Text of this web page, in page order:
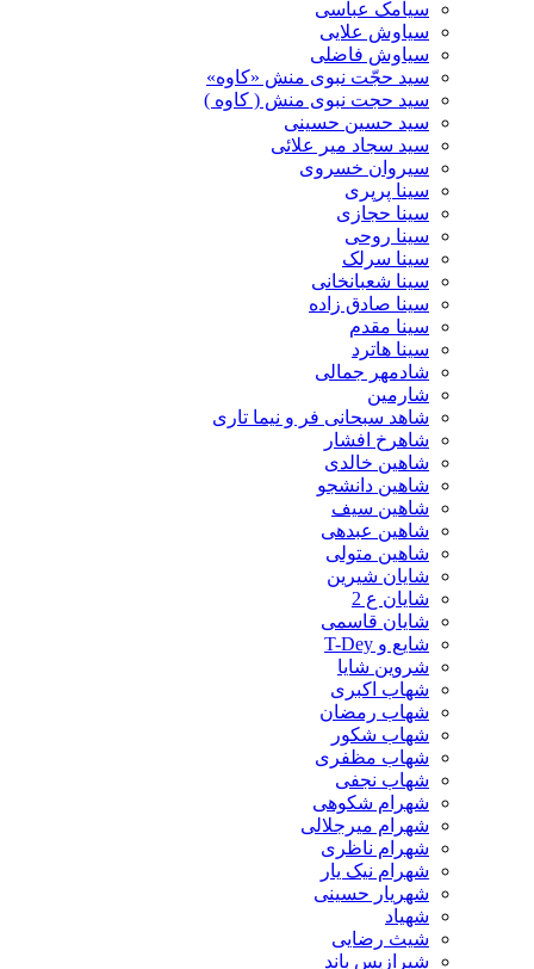
سیامک عباسی
سیاوش علایی
سیاوش فاضلی
سید حجّت نبوی منش «کاوه»
سید حجت نبوی منش ( کاوه )
سید حسین حسینى
سید سجاد میر علائی
سیروان خسروی
سینا پرپری
سینا حجازی
سینا روحی
سینا سرلک
سینا شعبانخانی
سینا صادق زاده
سینا مقدم
سینا هاترد
شادمهر جمالی
شارمین
شاهد سبحانی فر و نیما تاری
شاهرخ افشار
شاهین خالدی
شاهین دانشجو
شاهین سیف
شاهین عبدهی
شاهین متولی
شایان شیرین
شایان ع 2
شایان قاسمی
شایع و T-Dey
شروین شایا
شهاب اکبری
شهاب رمضان
شهاب شکور
شهاب مظفری
شهاب نجفی
شهرام شکوهی
شهرام میرجلالی
شهرام ناظری
شهرام نیک یار
شهریار حسینی
شهیاد
شیث رضایی
شیرازیس باند